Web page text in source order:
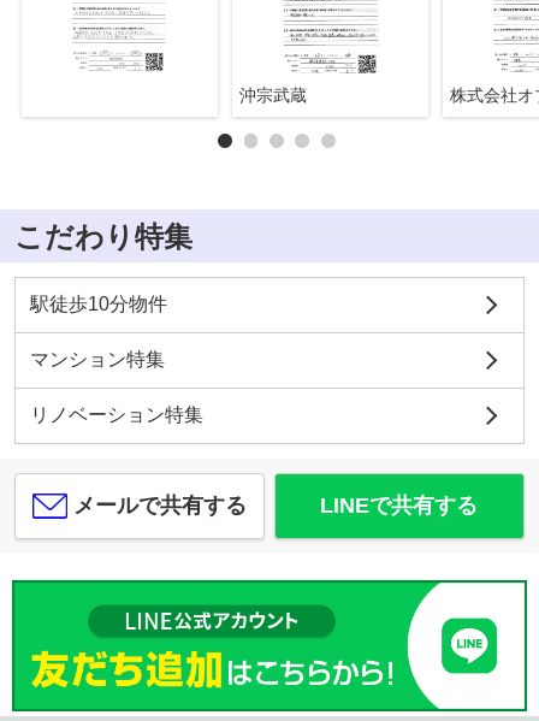
沖宗武蔵
こだわり特集
駅徒歩10分物件
マンション特集
リノベーション特集
メールで共有する LINEで共有する